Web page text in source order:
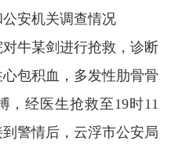
安机关调查情况
牛某剑进行抢救，诊断
包积血，多发性肋骨骨
，经医生抢救至19时11
警情后，云浮市公安局